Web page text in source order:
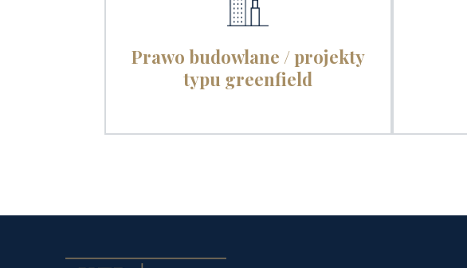
Prawo budowlane / projekty
typu greenfield